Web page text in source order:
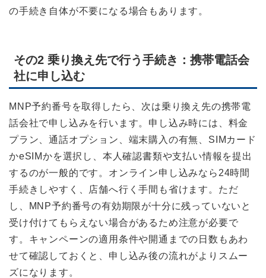
の手続き自体が不要になる場合もあります。
その2 乗り換え先で行う手続き：携帯電話会
社に申し込む
MNP予約番号を取得したら、次は乗り換え先の携帯電
話会社で申し込みを行います。申し込み時には、料金
プラン、通話オプション、端末購入の有無、SIMカード
かeSIMかを選択し、本人確認書類や支払い情報を提出
するのが一般的です。オンライン申し込みなら24時間
手続きしやすく、店舗へ行く手間も省けます。ただ
し、MNP予約番号の有効期限が十分に残っていないと
受け付けてもらえない場合があるため注意が必要で
す。キャンペーンの適用条件や開通までの日数もあわ
せて確認しておくと、申し込み後の流れがよりスムー
ズになります。